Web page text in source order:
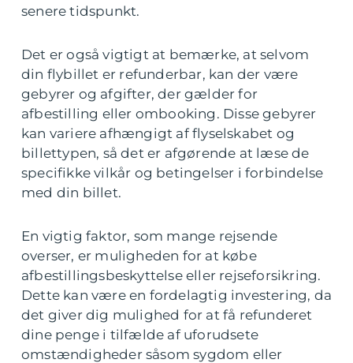
senere tidspunkt.
Det er også vigtigt at bemærke, at selvom
din flybillet er refunderbar, kan der være
gebyrer og afgifter, der gælder for
afbestilling eller ombooking. Disse gebyrer
kan variere afhængigt af flyselskabet og
billettypen, så det er afgørende at læse de
specifikke vilkår og betingelser i forbindelse
med din billet.
En vigtig faktor, som mange rejsende
overser, er muligheden for at købe
afbestillingsbeskyttelse eller rejseforsikring.
Dette kan være en fordelagtig investering, da
det giver dig mulighed for at få refunderet
dine penge i tilfælde af uforudsete
omstændigheder såsom sygdom eller